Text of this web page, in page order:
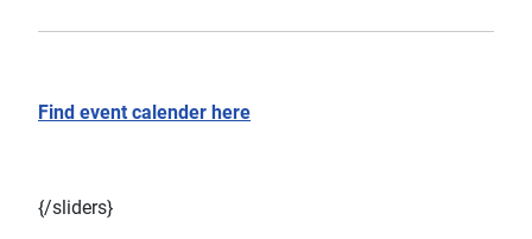
Find event calender here
{/sliders}